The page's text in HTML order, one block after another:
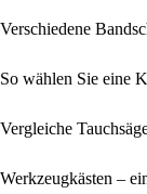
Verschiedene
So wählen Sie eine
Vergleiche
Werkzeugkästen –